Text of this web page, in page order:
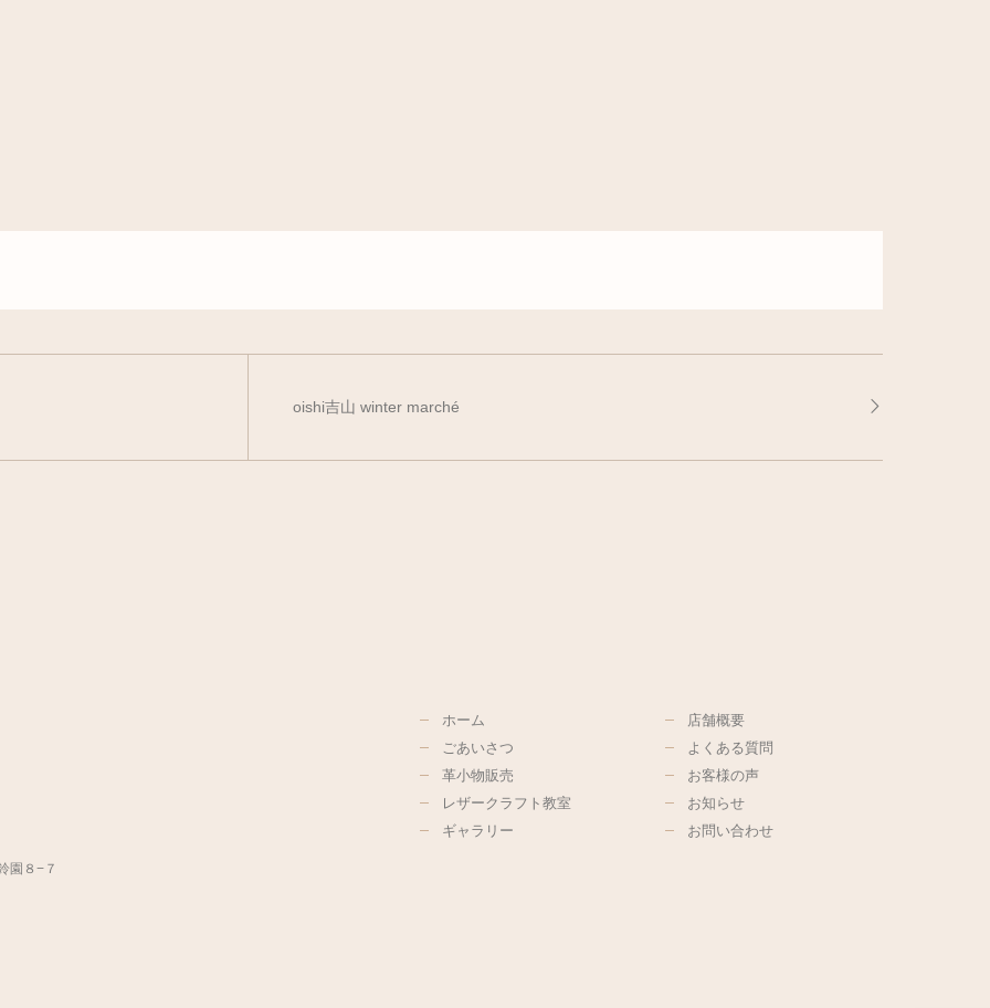
oishi吉山 winter marché
園８−７
ホーム
ごあいさつ
革小物販売
レザークラフト教室
ギャラリー
店舗概要
よくある質問
お客様の声
お知らせ
お問い合わせ